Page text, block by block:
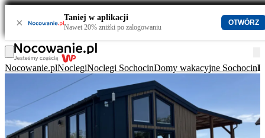
× Taniej w aplikacji
Nawet 20% zniżki po zalogowaniu
OTWÓRZ
Nocowanie.plNoclegiNoclegi SochocinDomy wakacyjne Sochocin